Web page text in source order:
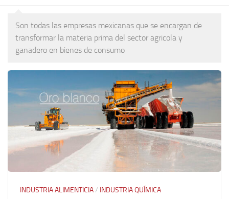
Son todas las empresas mexicanas que se encargan de
transformar la materia prima del sector agricola y
ganadero en bienes de consumo
INDUSTRIA ALIMENTICIA/ INDUSTRIA QUÍMICA